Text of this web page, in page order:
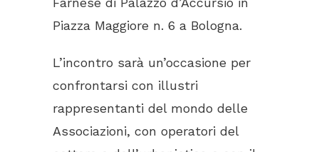
Piazza Maggiore n. 6 a Bologna.
L’incontro sarà un’occasione per
confrontarsi con illustri
rappresentanti del mondo delle
Associazioni, con operatori del